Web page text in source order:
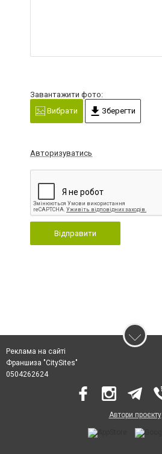
Завантажити фото:
Вибрати
Зберегти
Авторизуватись
Відправити
Реклама на сайті
Франшиза "CitySites"
0504262624
Автори проєкту